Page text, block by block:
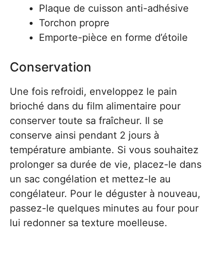
Plaque de cuisson anti-adhésive
Torchon propre
Emporte-pièce en forme d’étoile
Conservation
Une fois refroidi, enveloppez le pain
brioché dans du film alimentaire pour
conserver toute sa fraîcheur. Il se
conserve ainsi pendant 2 jours à
température ambiante. Si vous souhaitez
prolonger sa durée de vie, placez-le dans
un sac congélation et mettez-le au
congélateur. Pour le déguster à nouveau,
passez-le quelques minutes au four pour
lui redonner sa texture moelleuse.